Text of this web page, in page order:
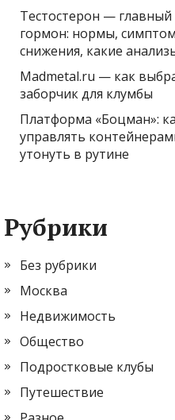
Тестостерон —
гормон: нормы,
снижения, какие
Madmetal.ru — как
заборчик для клумбы
Платформа «Боцман»:
управлять
утонуть в рутине
Рубрики
Без рубрики
Москва
Недвижимость
Общество
Подростковые клубы
Путешествие